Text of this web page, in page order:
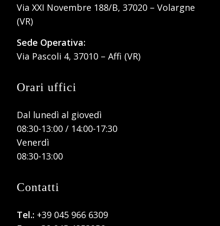
Via XXI Novembre 188/B, 37020 – Volargne
(VR)
Sede Operativa:
Via Pascoli 4, 37010 – Affi (VR)
Orari uffici
Dal lunedì al giovedì
08:30-13:00 / 14:00-17:30
Venerdì
08:30-13:00
Contatti
Tel.: +39 045 966 6309